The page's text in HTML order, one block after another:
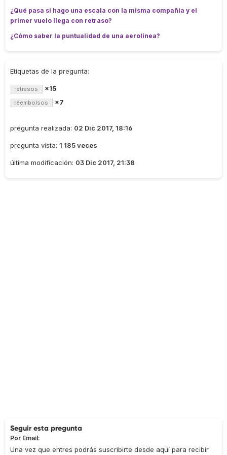
¿Qué pasa si hago una escala con la misma compañía y el
primer vuelo llega con retraso?
¿Cómo saber la puntualidad de una aerolínea?
Etiquetas de la pregunta:
retrasos ×15
reembolsos ×7
pregunta realizada: 02 Dic 2017, 18:16
pregunta vista: 1 185 veces
última modificación: 03 Dic 2017, 21:38
Seguir esta pregunta
Por Email:
Una vez que entres podrás suscribirte desde aquí para recibir